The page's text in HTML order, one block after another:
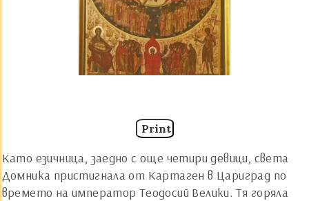
Print
Като езичница, заедно с още четири девици, света
Домника пристигнала от Картаген в Цариград по
времето на император Теодосий Велики. Тя горяла